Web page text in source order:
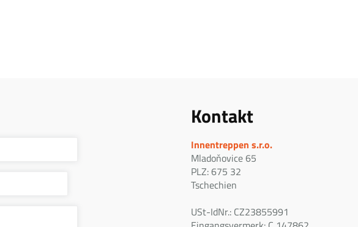
Kontakt
Innentreppen s.r.o.
Mladoňovice 65
PLZ: 675 32
Tschechien
USt-IdNr.: CZ23855991